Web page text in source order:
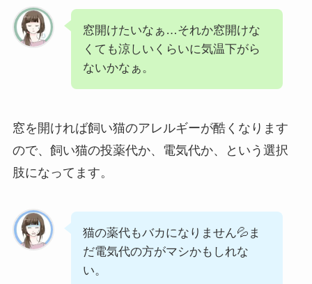
窓開けたいなぁ…それか窓開けな
くても涼しいくらいに気温下がら
ないかなぁ。
窓を開ければ飼い猫のアレルギーが酷くなります
ので、飼い猫の投薬代か、電気代か、という選択
肢になってます。
猫の薬代もバカになりません💦ま
だ電気代の方がマシかもしれな
い。